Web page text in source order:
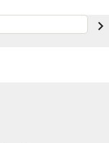
navigate_next